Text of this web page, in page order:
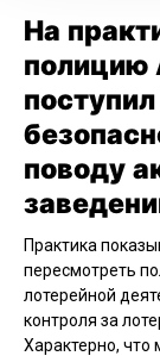
На
полицию
поводу
Практика
пересмотреть
лотерейной
контроля за
Характерно, что